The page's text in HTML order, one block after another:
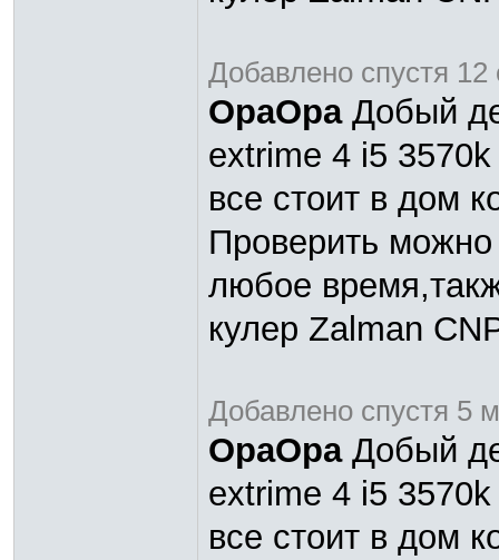
Добавлено спустя 12
OpaOpaДобый
extrime 4 i5
все стоит в дом
Проверить
любое
кулер Zalman
Добавлено спустя 5
OpaOpaДобый
extrime 4 i5
все стоит в дом